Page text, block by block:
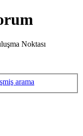
Noktası
arama